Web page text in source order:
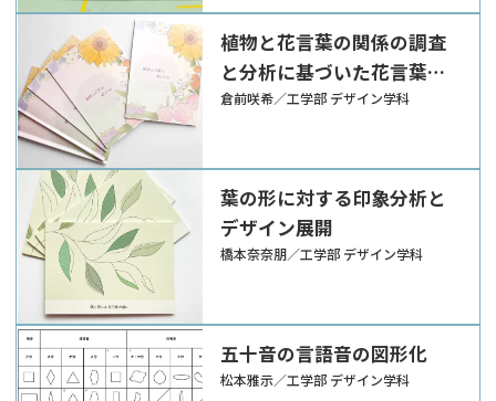
植物と花言葉の関係の調査
と分析に基づいた花言葉の
可視化
倉前咲希／工学部 デザイン学科
葉の形に対する印象分析と
デザイン展開
橋本奈奈朋／工学部 デザイン学科
五十音の言語音の図形化
松本雅示／工学部 デザイン学科